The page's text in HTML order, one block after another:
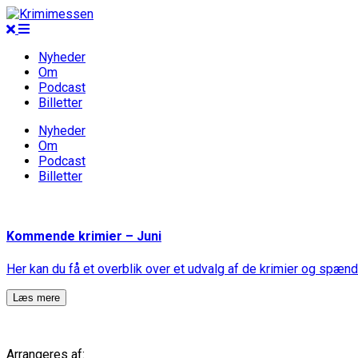
Nyheder
Om
Podcast
Billetter
Nyheder
Om
Podcast
Billetter
Kommende krimier – Juni
Her kan du få et overblik over et udvalg af de krimier og
Læs mere
Arrangeres af: